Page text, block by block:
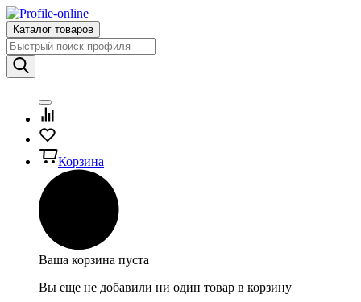
Каталог товаров
Корзина
Ваша корзина пуста
Вы еще не добавили ни один товар в корзину